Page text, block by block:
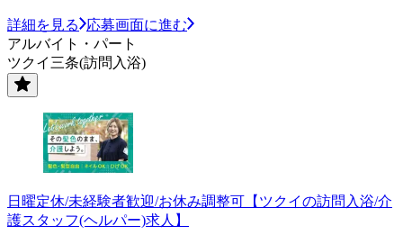
詳細を見る
応募画面に進む
アルバイト・パート
ツクイ三条(訪問入浴)
日曜定休/未経験者歓迎/お休み調整可【ツクイの訪問入浴/介
護スタッフ(ヘルパー)求人】